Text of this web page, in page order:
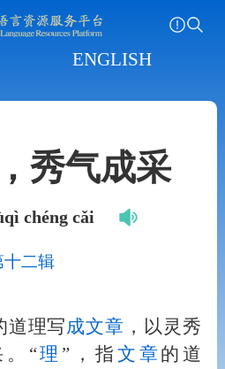
ENGLISH
秀气成采
chéng cǎi
十二辑
道理写成文章 ，以灵秀
“理 ”，指 文章的道